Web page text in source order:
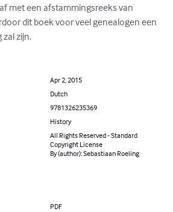
met een afstammingsreeks van
dit boek voor veel genealogen een
zijn.
Apr 2, 2015
Dutch
9781326235369
History
All Rights Reserved - Standard
Copyright License
By (author): Sebastiaan Roeling
PDF